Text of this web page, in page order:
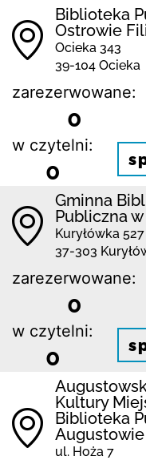
Biblioteka
Ostrowie
Ocieka 343
39-104 Ocieka
zarezerwowane:
0
w czytelni:
0
Gminna
Publiczna
Kuryłówka 527
37-303
zarezerwowane:
0
w czytelni:
0
Kultury
Biblioteka
Augustowie
ul. Hoża 7